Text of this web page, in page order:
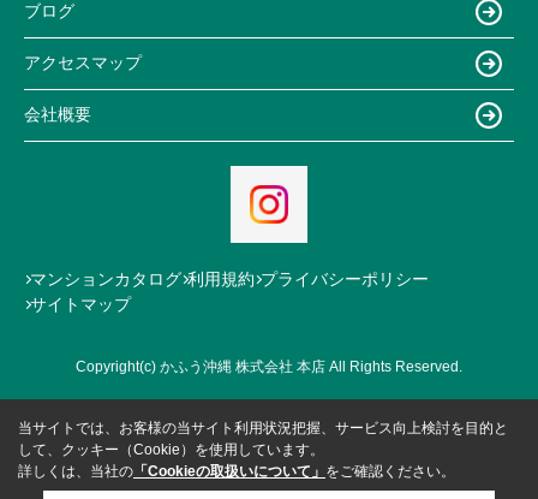
ブログ
アクセスマップ
会社概要
マンションカタログ 利用規約 プライバシーポリシー
サイトマップ
Copyright(c) かふう沖縄 株式会社 本店 All Rights Reserved.
当サイトでは、お客様の当サイト利用状況把握、サービス向上検討を目的と
して、クッキー（Cookie）を使用しています。
詳しくは、当社の 「Cookieの取扱いについて」 をご確認ください。